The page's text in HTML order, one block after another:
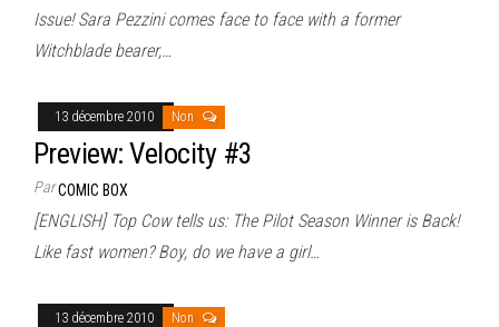
Issue! Sara Pezzini comes face to face with a former
Witchblade bearer,…
13 décembre 2010 Non
Preview: Velocity #3
ParCOMIC BOX
[ENGLISH] Top Cow tells us: The Pilot Season Winner is Back!
Like fast women? Boy, do we have a girl…
13 décembre 2010 Non